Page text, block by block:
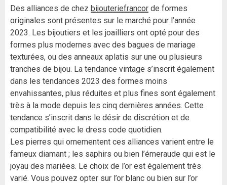
Des alliances de chez bijouteriefrancor de formes
originales sont présentes sur le marché pour l’année
2023. Les bijoutiers et les joailliers ont opté pour des
formes plus modernes avec des bagues de mariage
texturées, ou des anneaux aplatis sur une ou plusieurs
tranches de bijou. La tendance vintage s’inscrit également
dans les tendances 2023 des formes moins
envahissantes, plus réduites et plus fines sont également
très à la mode depuis les cinq dernières années. Cette
tendance s’inscrit dans le désir de discrétion et de
compatibilité avec le dress code quotidien.
Les pierres qui ornementent ces alliances varient entre le
fameux diamant ; les saphirs ou bien l’émeraude qui est le
joyau des mariées. Le choix de l’or est également très
varié. Vous pouvez opter sur l’or blanc ou bien sur l’or